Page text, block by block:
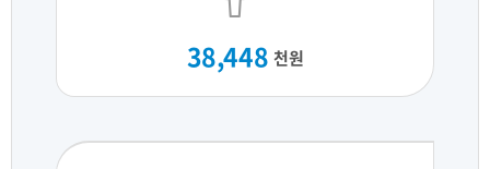
38,448 천원